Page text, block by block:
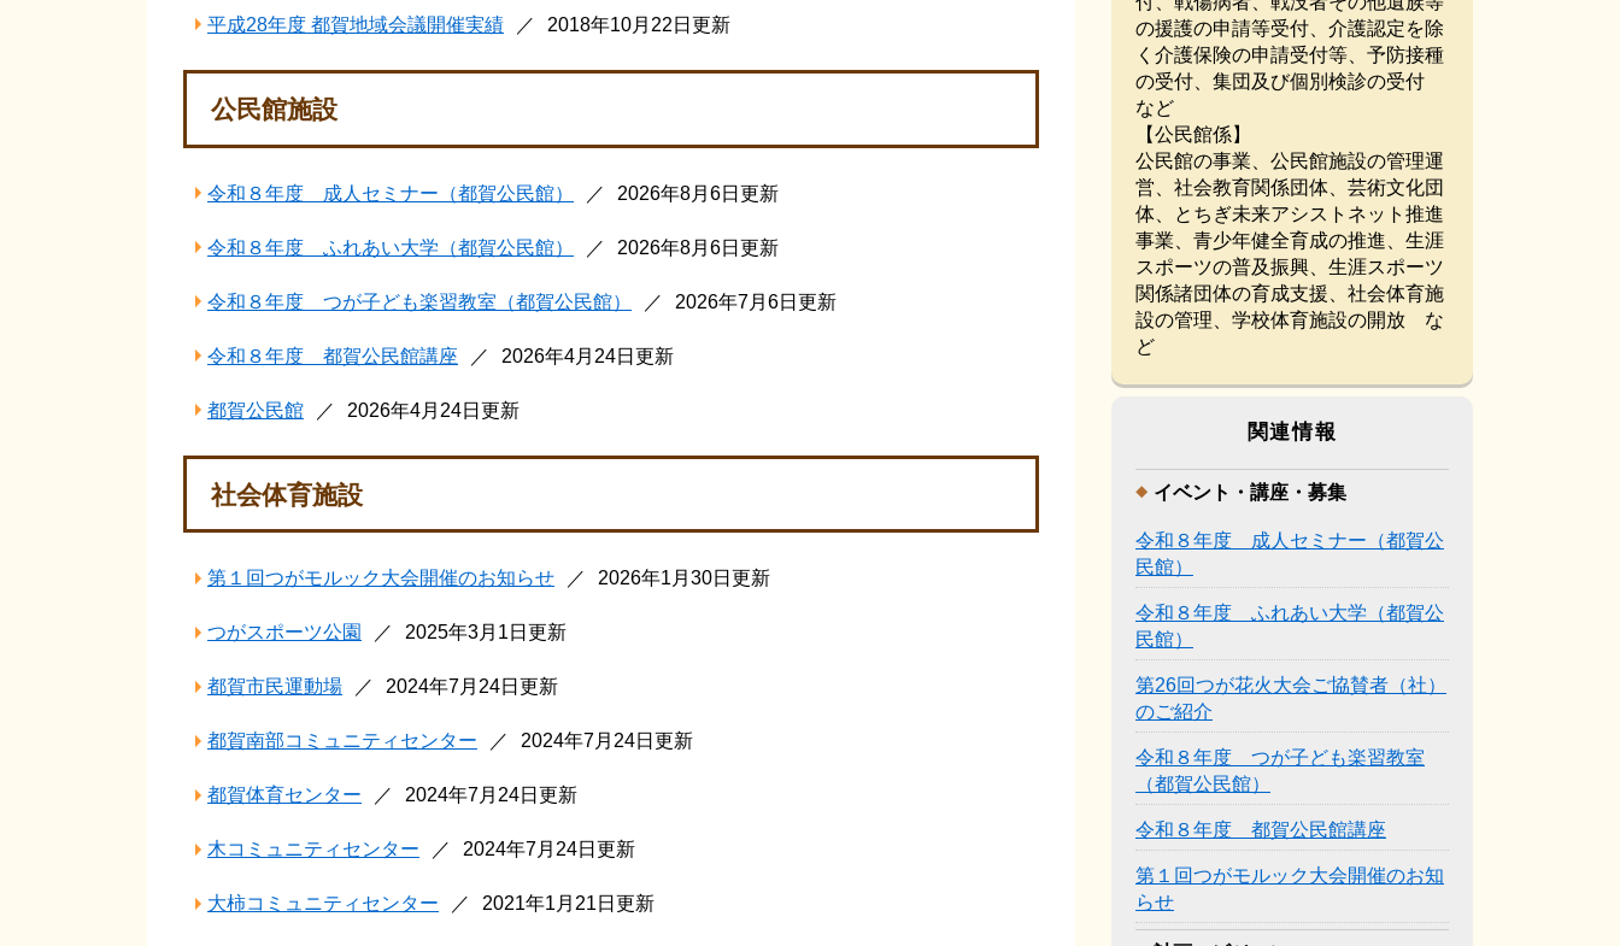
平成28年度 都賀地域会議開催実績 2018年10月22日更新
公民館施設
令和８年度 成人セミナー（都賀公民館） 2026年8月6日更新
令和８年度 ふれあい大学（都賀公民館） 2026年8月6日更新
令和８年度 つが子ども楽習教室（都賀公民館） 2026年7月6日更新
令和８年度 都賀公民館講座 2026年4月24日更新
都賀公民館 2026年4月24日更新
社会体育施設
第１回つがモルック大会開催のお知らせ 2026年1月30日更新
つがスポーツ公園 2025年3月1日更新
都賀市民運動場 2024年7月24日更新
都賀南部コミュニティセンター 2024年7月24日更新
都賀体育センター 2024年7月24日更新
木コミュニティセンター 2024年7月24日更新
大柿コミュニティセンター 2021年1月21日更新
の援護の申請等受付、介護認定を除
く介護保険の申請受付等、予防接種
の受付、集団及び個別検診の受付
など
【公民館係】
公民館の事業、公民館施設の管理運
営、社会教育関係団体、芸術文化団
体、とちぎ未来アシストネット推進
事業、青少年健全育成の推進、生涯
スポーツの普及振興、生涯スポーツ
関係諸団体の育成支援、社会体育施
設の管理、学校体育施設の開放 な
ど
関連情報
イベント・講座・募集
令和８年度 成人セミナー（都賀公
民館）
令和８年度 ふれあい大学（都賀公
民館）
第26回つが花火大会ご協賛者（社）
のご紹介
令和８年度 つが子ども楽習教室
（都賀公民館）
令和８年度 都賀公民館講座
第１回つがモルック大会開催のお知
らせ